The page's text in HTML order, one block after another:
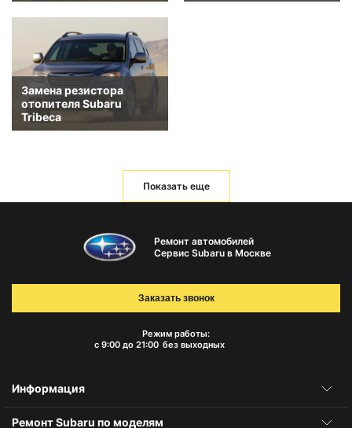
Замена резистора
отопителя Subaru
Tribeca
Показать еще
Ремонт автомобилей
Сервис Subaru в Москве
Режим работы:
с 9:00 до 21:00 без выходных
Заказать звонок
Информация
Ремонт Subaru по моделям